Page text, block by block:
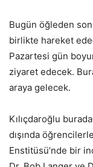
Bugün öğleden
birlikte hareket
Pazartesi gün
ziyaret edecek.
araya gelecek.
Kılıçdaroğlu
dışında
Enstitüsü’nde bir